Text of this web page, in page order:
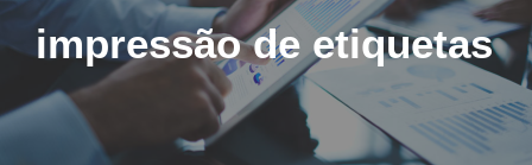
impressão de etiquetas